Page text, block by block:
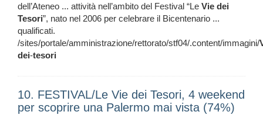
dell’Ateneo ... attività nell’ambito del Festival “Le Vie dei
Tesori”, nato nel 2006 per celebrare il Bicentenario ...
qualificati.
/sites/portale/amministrazione/rettorato/stf04/.content/immagini/
dei-tesori
10. FESTIVAL/Le Vie dei Tesori, 4 weekend
per scoprire una Palermo mai vista (74%)